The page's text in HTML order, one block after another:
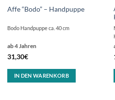
Affe “Bodo” – Handpuppe
ab 4 Jahren
31,30€
Bodo Handpuppe ca. 40 cm
IN DEN WARENKORB